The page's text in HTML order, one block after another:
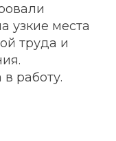
узкие места
труда и
работу.